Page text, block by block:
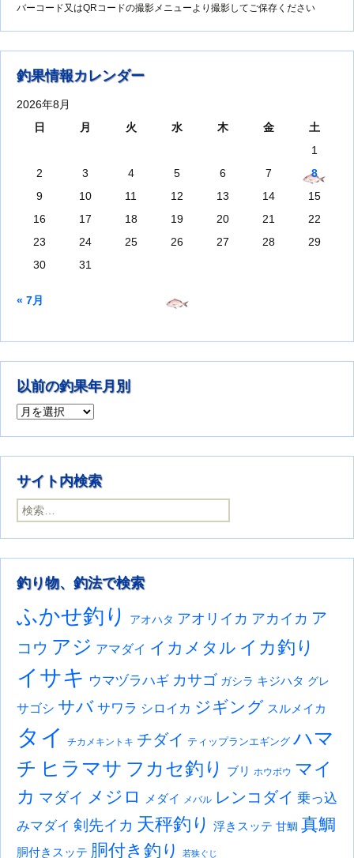
バーコード又はQRコードの撮影メニューより撮影してご保存ください
釣果情報カレンダー
2026年8月
日
月 火 水 木 金
土
1
2
3 4 5 6 7
8
9
10 11 12 13 14
15
16
17 18 19 20 21
22
23
24 25 26 27 28
29
30
31
« 7月
以前の釣果年月別
以前の釣果年月別
サイト内検索
検索:
釣り物、釣法で検索
ふかせ釣り アオハタ アオリイカ アカイカ ア
コウ アジ アマダイ イカメタル イカ釣り
イサキ ウマヅラハギ カサゴ ガシラ キジハタ グレ
サゴシ サバ サワラ シロイカ ジギング スルメイカ
タイ チカメキントキ チダイ ティップランエギング ハマ
チ ヒラマサ フカセ釣り ブリ ホウボウ マイ
カ マダイ メジロ メダイ メバル レンコダイ 乗っ込
みマダイ 剣先イカ 天秤釣り 浮きスッテ 甘鯛 真鯛
胴付きスッテ 胴付き釣り 若狭ぐじ